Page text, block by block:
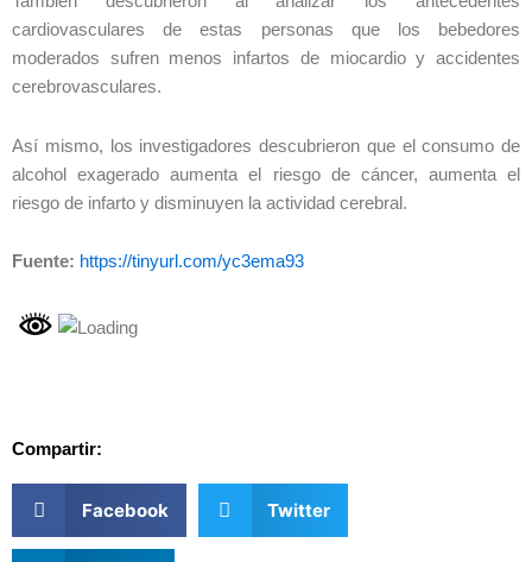
cardiovasculares de estas personas que los bebedores
moderados sufren menos infartos de miocardio y accidentes
cerebrovasculares.
Así mismo, los investigadores descubrieron que el consumo de
alcohol exagerado aumenta el riesgo de cáncer, aumenta el
riesgo de infarto y disminuyen la actividad cerebral.
Fuente: https://tinyurl.com/yc3ema93
Compartir:
Facebook Twitter